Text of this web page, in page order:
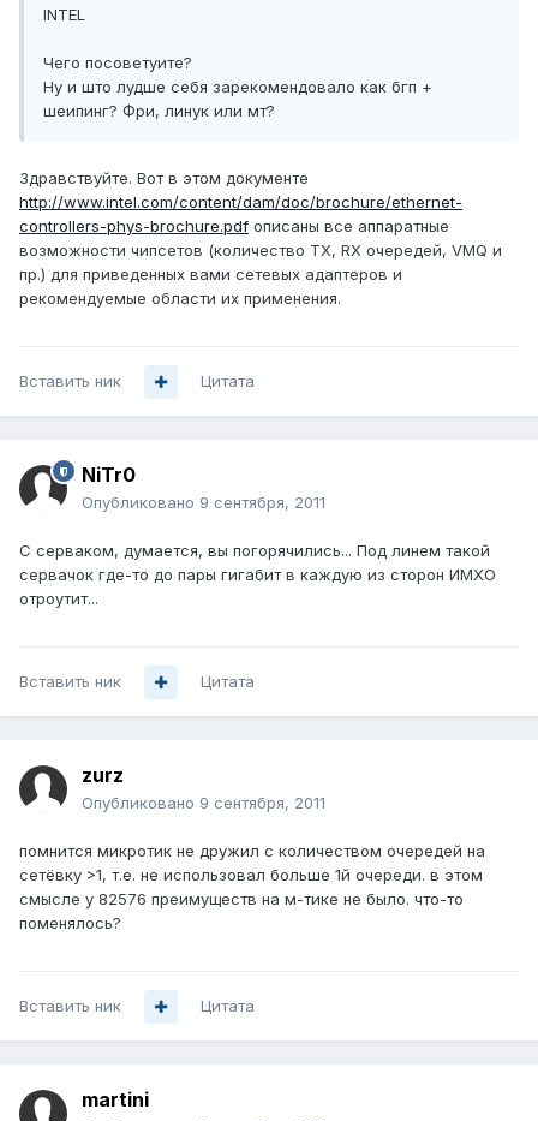
INTEL
Чего посоветуите?
Ну и што лудше себя зарекомендовало как бгп +
шеипинг? Фри, линук или мт?
Здравствуйте. Вот в этом документе
http://www.intel.com/content/dam/doc/brochure/ethernet-
controllers-phys-brochure.pdf описаны все аппаратные
возможности чипсетов (количество TX, RX очередей, VMQ и
пр.) для приведенных вами сетевых адаптеров и
рекомендуемые области их применения.
Вставить ник Цитата
NiTr0
Опубликовано 9 сентября, 2011
C серваком, думается, вы погорячились... Под линем такой
сервачок где-то до пары гигабит в каждую из сторон ИМХО
отроутит...
Вставить ник Цитата
zurz
Опубликовано 9 сентября, 2011
помнится микротик не дружил с количеством очередей на
сетёвку >1, т.е. не использовал больше 1й очереди. в этом
смысле у 82576 преимуществ на м-тике не было. что-то
поменялось?
Вставить ник Цитата
martini